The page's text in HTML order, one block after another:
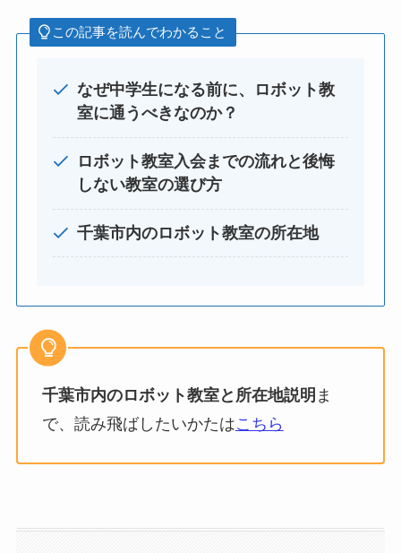
この記事を読んでわかること
なぜ中学生になる前に、ロボット教
室に通うべきなのか？
ロボット教室入会までの流れと後悔
しない教室の選び方
千葉市内のロボット教室の所在地
千葉市内のロボット教室と所在地説明 ま
で、読み飛ばしたいかたはこちら